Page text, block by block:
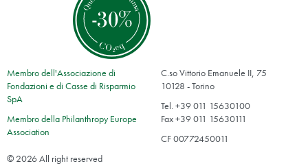
Membro dell'Associazione di
Fondazioni e di Casse di Risparmio
SpA
Membro della Philanthropy Europe
Association
C.so Vittorio Emanuele II, 75
10128 - Torino
Tel. +39 011 15630100
Fax +39 011 15630111
CF 00772450011
© 2026 All right reserved